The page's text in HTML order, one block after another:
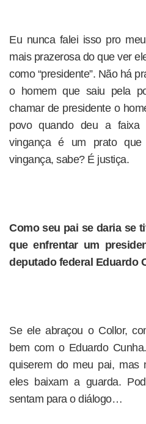
Eu nunca falei isso pro
mais prazerosa do que ver
como “presidente”. Não há
o homem que saiu pela
chamar de presidente o
povo quando deu a faixa
vingança é um prato
vingança, sabe? É justiça.
Como seu pai se daria se
que enfrentar um
deputado federal Eduardo
Se ele abraçou o Collor,
bem com o Eduardo
quiserem do meu pai, mas
eles baixam a guarda.
sentam para o diálogo…